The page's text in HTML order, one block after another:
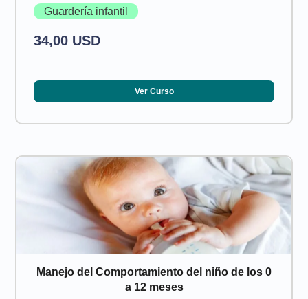
proveedores de cuidado infantil
Guardería infantil
34,00 USD
Ver Curso
Manejo del Comportamiento del niño de los 0
a 12 meses